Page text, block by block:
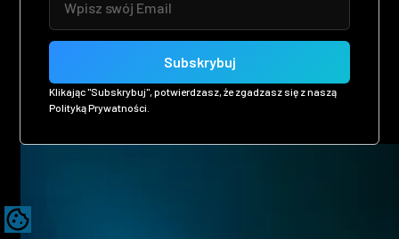
Klikając "Subskrybuj", potwierdzasz, że zgadzasz się z naszą
Polityką Prywatności.